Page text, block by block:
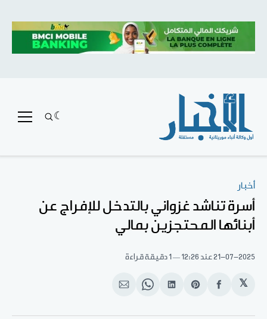
أخبار
أسرة تناشد غزواني بالتدخل للإفراج عن
أبنائها المحتجزين بمالي
21-07-2025عند 12:26 1 دقيقة قراءة
𝕏
انشر
الفيسبوك
Share
Pinterest
انشر
لينكد
Share
WhatsApp
انشر
الإيميل